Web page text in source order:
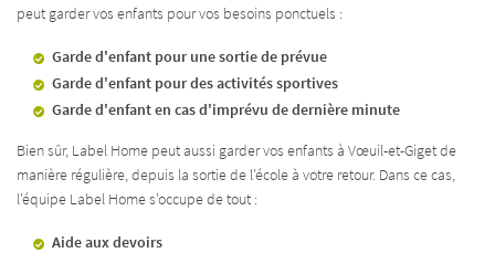
ACCUEIL
- FORMATION
DE LA MAISON
D’ENFANTS
– BRICOLAGE
peut garder vos enfants pour vos besoins ponctuels :
Garde d'enfant pour une sortie de prévue
Garde d'enfant pour des activités sportives
Garde d'enfant en cas d'imprévu de dernière minute
Bien sûr, Label Home peut aussi garder vos enfants à Vœuil-et-Giget de
manière régulière, depuis la sortie de l'école à votre retour. Dans ce cas,
l'équipe Label Home s'occupe de tout :
Aide aux devoirs